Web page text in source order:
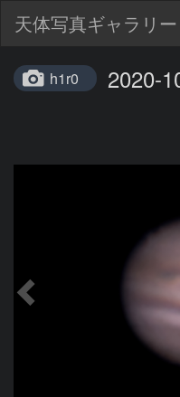
天体写真ギャラリー
h1r0 2020-